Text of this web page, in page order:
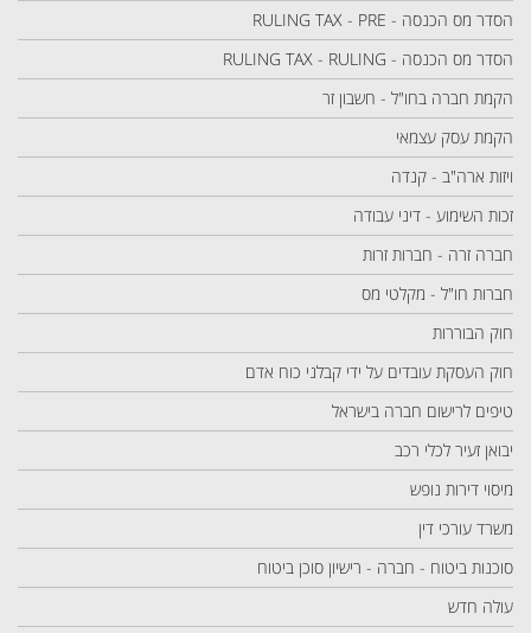
הסדר מס הכנסה - RULING TAX - PRE
הסדר מס הכנסה - RULING TAX - RULING
הקמת חברה בחו"ל - חשבון זר
הקמת עסק עצמאי
ויזות ארה"ב - קנדה
זכות השימוע - דיני עבודה
חברה זרה - חברות זרות
חברות חו"ל - מקלטי מס
חוק הבוררות
חוק העסקת עובדים על ידי קבלני כוח אדם
טיפים לרישום חברה בישראל
יבואן זעיר לכלי רכב
מיסוי דירות נופש
משרד עורכי דין
סוכנות ביטוח - חברה - רישיון סוכן ביטוח
עולה חדש